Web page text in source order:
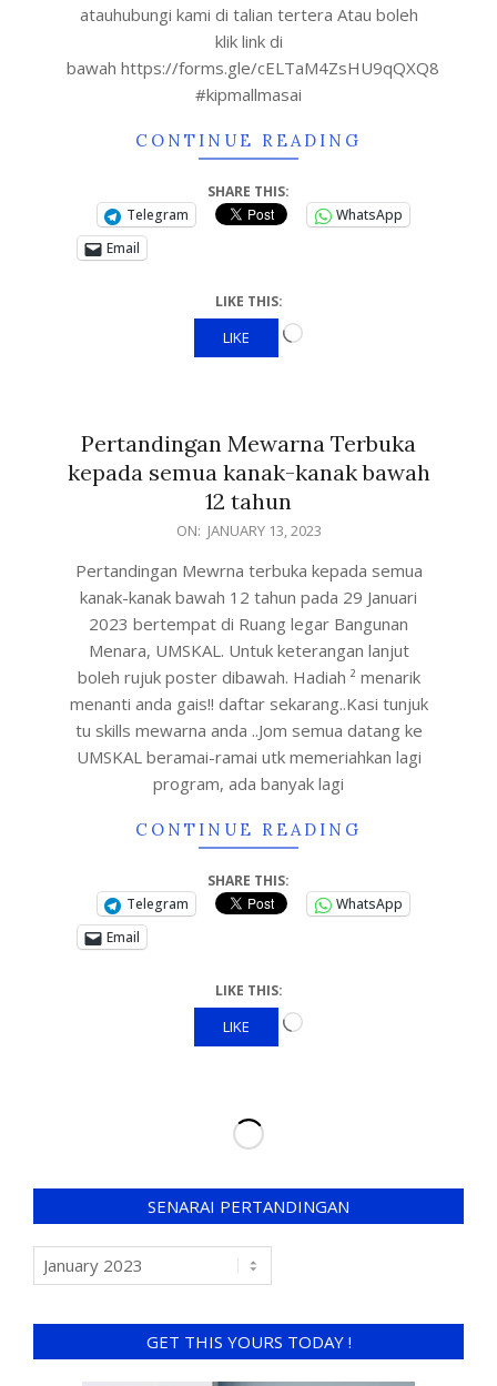
atauhubungi kami di talian tertera Atau boleh
klik link di
bawah https://forms.gle/cELTaM4ZsHU9qQXQ8
#kipmallmasai
CONTINUE READING
SHARE THIS:
Telegram
WhatsApp
Email
LIKE THIS:
LIKE
Pertandingan Mewarna Terbuka
kepada semua kanak-kanak bawah
12 tahun
ON: JANUARY 13, 2023
Pertandingan Mewrna terbuka kepada semua
kanak-kanak bawah 12 tahun pada 29 Januari
2023 bertempat di Ruang legar Bangunan
Menara, UMSKAL. Untuk keterangan lanjut
boleh rujuk poster dibawah. Hadiah ² menarik
menanti anda gais!! daftar sekarang..Kasi tunjuk
tu skills mewarna anda ..Jom semua datang ke
UMSKAL beramai-ramai utk memeriahkan lagi
program, ada banyak lagi
CONTINUE READING
SHARE THIS:
Telegram
WhatsApp
Email
LIKE THIS:
LIKE
SENARAI PERTANDINGAN
GET THIS YOURS TODAY !